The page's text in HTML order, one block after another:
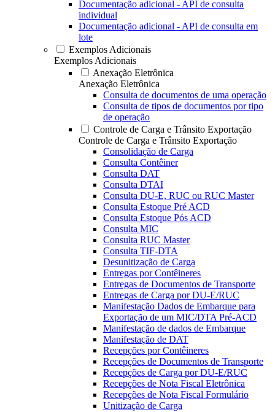
Documentação adicional - API de consulta
individual
Documentação adicional - API de consulta em
lote
Exemplos Adicionais
Exemplos Adicionais
Anexação Eletrônica
Anexação Eletrônica
Consulta de documentos de uma operação
Consulta de tipos de documentos por tipo
de operação
Controle de Carga e Trânsito Exportação
Controle de Carga e Trânsito Exportação
Consolidação de Carga
Consulta Contêiner
Consulta DAT
Consulta DTAI
Consulta DU-E, RUC ou RUC Master
Consulta Estoque Pré ACD
Consulta Estoque Pós ACD
Consulta MIC
Consulta RUC Master
Consulta TIF-DTA
Desunitização de Carga
Entregas por Contêineres
Entregas de Documentos de Transporte
Entregas de Carga por DU-E/RUC
Manifestação Dados de Embarque para
Exportação de um MIC/DTA Pré-ACD
Manifestação de dados de Embarque
Manifestação de DAT
Recepções por Contêineres
Recepções de Documentos de Transporte
Recepções de Carga por DU-E/RUC
Recepções de Nota Fiscal Eletrônica
Recepções de Nota Fiscal Formulário
Unitização de Carga